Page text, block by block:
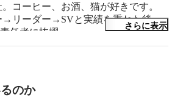
コーヒー、お酒、猫が好きです。
→リーダー→SVと実績を重ねた後、
任者に抜擢。
きない」をゼロにする。』べく、
関わる人々が今以上に輝ける場所が
さらに表示
のか